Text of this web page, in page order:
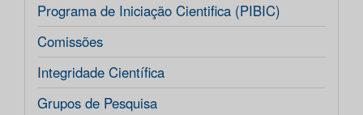
Programa de Iniciação Cientifica (PIBIC)
Comissões
Integridade Científica
Grupos de Pesquisa